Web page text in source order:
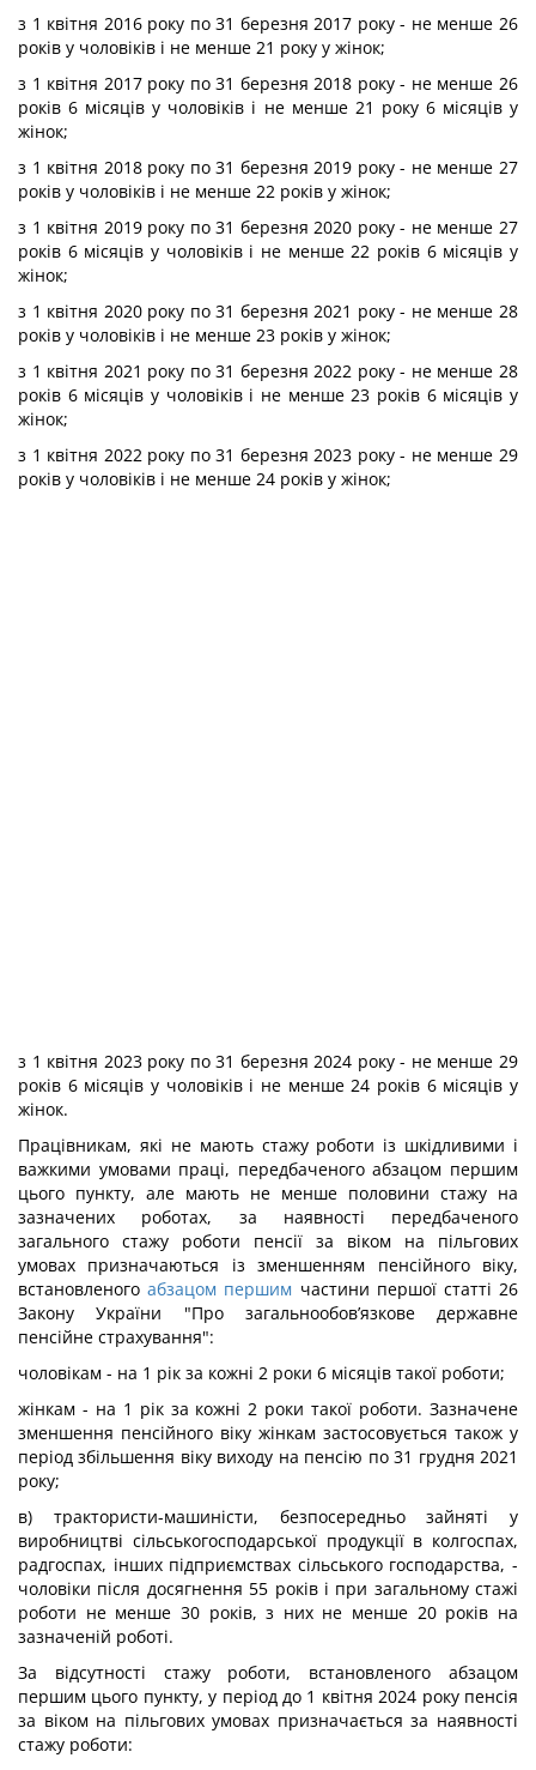
з 1 квітня 2016 року по 31 березня 2017 року - не менше 26
років у чоловіків і не менше 21 року у жінок;
з 1 квітня 2017 року по 31 березня 2018 року - не менше 26
років 6 місяців у чоловіків і не менше 21 року 6 місяців у
жінок;
з 1 квітня 2018 року по 31 березня 2019 року - не менше 27
років у чоловіків і не менше 22 років у жінок;
з 1 квітня 2019 року по 31 березня 2020 року - не менше 27
років 6 місяців у чоловіків і не менше 22 років 6 місяців у
жінок;
з 1 квітня 2020 року по 31 березня 2021 року - не менше 28
років у чоловіків і не менше 23 років у жінок;
з 1 квітня 2021 року по 31 березня 2022 року - не менше 28
років 6 місяців у чоловіків і не менше 23 років 6 місяців у
жінок;
з 1 квітня 2022 року по 31 березня 2023 року - не менше 29
років у чоловіків і не менше 24 років у жінок;
з 1 квітня 2023 року по 31 березня 2024 року - не менше 29
років 6 місяців у чоловіків і не менше 24 років 6 місяців у
жінок.
Працівникам, які не мають стажу роботи із шкідливими і
важкими умовами праці, передбаченого абзацом першим
цього пункту, але мають не менше половини стажу на
зазначених роботах, за наявності передбаченого
загального стажу роботи пенсії за віком на пільгових
умовах призначаються із зменшенням пенсійного віку,
встановленогоабзацом першим частини першої статті 26
Закону України "Про загальнообов’язкове державне
пенсійне страхування":
чоловікам - на 1 рік за кожні 2 роки 6 місяців такої роботи;
жінкам - на 1 рік за кожні 2 роки такої роботи. Зазначене
зменшення пенсійного віку жінкам застосовується також у
період збільшення віку виходу на пенсію по 31 грудня 2021
року;
в) трактористи-машиністи, безпосередньо зайняті у
виробництві сільськогосподарської продукції в колгоспах,
радгоспах, інших підприємствах сільського господарства, -
чоловіки після досягнення 55 років і при загальному стажі
роботи не менше 30 років, з них не менше 20 років на
зазначеній роботі.
За відсутності стажу роботи, встановленого абзацом
першим цього пункту, у період до 1 квітня 2024 року пенсія
за віком на пільгових умовах призначається за наявності
стажу роботи: